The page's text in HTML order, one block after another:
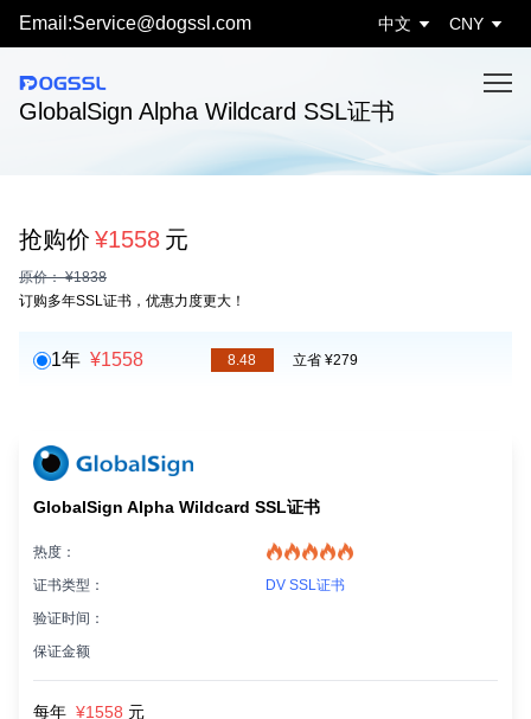
Email:Service@dogssl.com 中文 CNY
GlobalSign Alpha Wildcard SSL证书
抢购价 ¥1558 元
原价： ¥1838
订购多年SSL证书，优惠力度更大！
1年 ¥1558 8.48 立省 ¥279
GlobalSign Alpha Wildcard SSL证书
热度：
证书类型：
DV SSL证书
验证时间：
保证金额
每年 ¥1558 元